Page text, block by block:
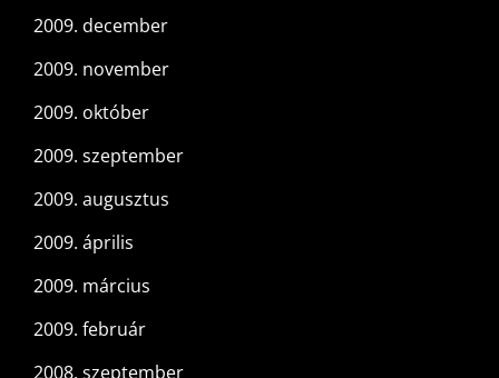
2009. december
2009. november
2009. október
2009. szeptember
2009. augusztus
2009. április
2009. március
2009. február
2008. szeptember